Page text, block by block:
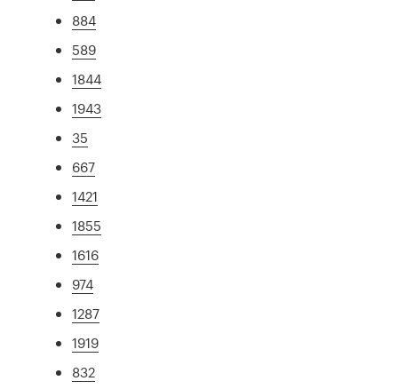
884
589
1844
1943
35
667
1421
1855
1616
974
1287
1919
832